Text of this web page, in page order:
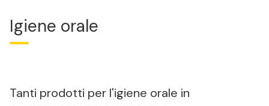
Igiene orale
Tanti prodotti per l'igiene orale in